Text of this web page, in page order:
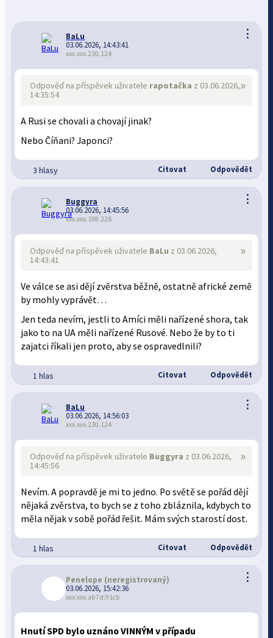
⋮
BaLu
03.06.2026, 14:43:41
xxx.xxx.230.124
»
Odpověď na příspěvek uživatele rapotačka z 03.06.2026,
14:35:54
A Rusi se chovali a chovají jinak?
Nebo Číňani? Japonci?
3 hlasy Citovat Odpovědět
⋮
Buggyra
03.06.2026, 14:45:56
xxx.xxx.198.226
»
Odpověď na příspěvek uživatele BaLu z 03.06.2026,
14:43:41
Ve válce se asi dějí zvěrstva běžně, ostatně africké země
by mohly vyprávět…
Jen teda nevím, jestli to Amíci měli nařízené shora, tak
jako to na UA měli nařízené Rusové. Nebo že by to ti
zajatci říkali jen proto, aby se ospravedlnili?
1 hlas Citovat Odpovědět
⋮
BaLu
03.06.2026, 14:56:03
xxx.xxx.230.124
»
Odpověď na příspěvek uživatele Buggyra z 03.06.2026,
14:45:56
Nevím. A popravdě je mi to jedno. Po světě se pořád dějí
nějaká zvěrstva, to bych se z toho zbláznila, kdybych to
měla nějak v sobě pořád řešit. Mám svých starostí dost.
1 hlas Citovat Odpovědět
⋮
Penelope (neregistrovaný)
03.06.2026, 15:42:36
xxx:xxx.ab7d:91cb
Hnutí SPD bylo uznáno VINNÝM v případu